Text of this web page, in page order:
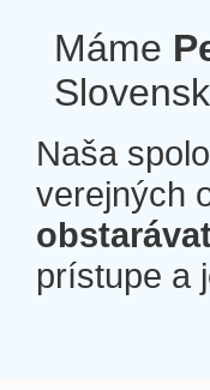
Máme
Naša
verejných
prístupe a